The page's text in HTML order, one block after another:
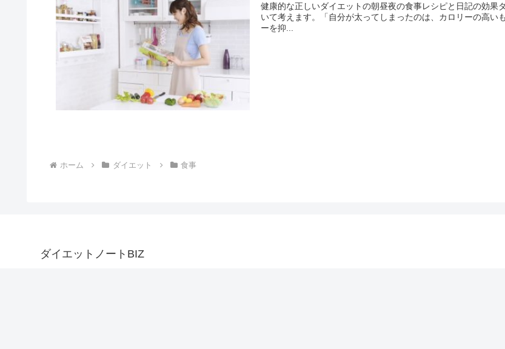
健康的な正しいダイエットの朝昼夜の食事レシピと日記の効果
いて考えます。「自分が太ってしまったのは、カロリーの高
ーを抑...
ホーム ダイエット 食事
ダイエットノートBIZ